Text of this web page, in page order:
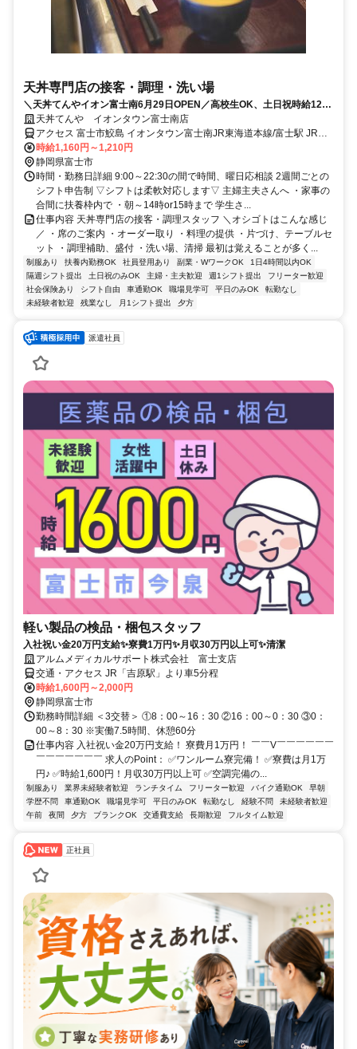
天丼専門店の接客・調理・洗い場
＼天丼てんやイオン富士南6月29日OPEN／高校生OK、土日祝時給1210
円！シフト応相談､1日3～4hOK､週2日～OK
天丼てんや イオンタウン富士南店
アクセス 富士市鮫島 イオンタウン富士南JR東海道本線/富士駅 JR東
海道本線/吉原駅
時給1,160円～1,210円
静岡県富士市
時間・勤務日詳細 9:00～22:30の間で時間、曜日応相談 2週間ごとの
シフト申告制 ▽シフトは柔軟対応します▽ 主婦主夫さんへ ・家事の
合間に扶養枠内で ・朝～14時or15時まで 学生さ...
仕事内容 天丼専門店の接客・調理スタッフ ＼オシゴトはこんな感じ
／ ・席のご案内 ・オーダー取り ・料理の提供 ・片づけ、テーブルセ
ット ・調理補助、盛付 ・洗い場、清掃 最初は覚えることが多く...
制服あり 扶養内勤務OK 社員登用あり 副業・WワークOK
1日4時間以内OK
隔週シフト提出
土日祝のみOK 主婦・主夫歓迎 週1シフト提出
フリーター歓迎
社会保険あり
シフト自由 車通勤OK 職場見学可 平日のみOK
転勤なし
未経験者歓迎
残業なし 月1シフト提出 夕方
派遣社員
軽い製品の検品・梱包スタッフ
入社祝い金20万円支給✨寮費1万円✨月収30万円以上可✨清潔
アルムメディカルサポート株式会社 富士支店
交通・アクセス JR「吉原駅」より車5分程
時給1,600円～2,000円
静岡県富士市
勤務時間詳細 ＜3交替＞ ①8：00～16：30 ②16：00～0：30 ③0：
00～8：30 ※実働7.5時間、休憩60分
仕事内容 入社祝い金20万円支給！ 寮費月1万円！ ￣￣V￣￣￣￣￣￣
￣￣￣￣￣￣￣ 求人のPoint： ✅ワンルーム寮完備！ ✅寮費は月1万
円♪ ✅時給1,600円！月収30万円以上可 ✅空調完備の...
制服あり 業界未経験者歓迎 ランチタイム フリーター歓迎 バイク通勤OK
早朝
学歴不問
車通勤OK 職場見学可 平日のみOK 転勤なし 経験不問
未経験者歓迎
午前
夜間 夕方 ブランクOK 交通費支給 長期歓迎 フルタイム歓迎
正社員